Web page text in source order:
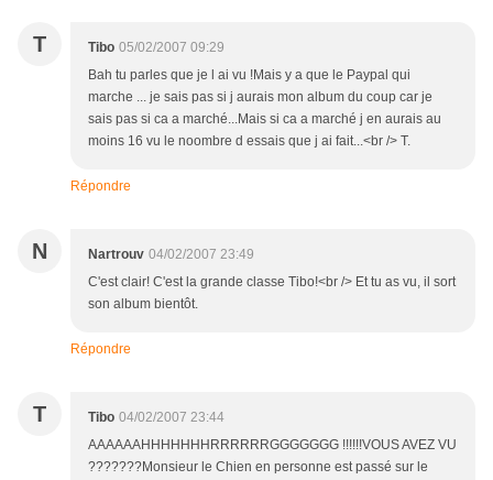
T Tibo 05/02/2007 09:29
Bah tu parles que je l ai vu !Mais y a que le Paypal qui
marche ... je sais pas si j aurais mon album du coup car je
sais pas si ca a marché...Mais si ca a marché j en aurais au
moins 16 vu le noombre d essais que j ai fait...<br /> T.
Répondre
N Nartrouv 04/02/2007 23:49
C'est clair! C'est la grande classe Tibo!<br /> Et tu as vu, il sort
son album bientôt.
Répondre
T Tibo 04/02/2007 23:44
AAAAAAHHHHHHHRRRRRRGGGGGGG !!!!!!VOUS AVEZ VU
???????Monsieur le Chien en personne est passé sur le